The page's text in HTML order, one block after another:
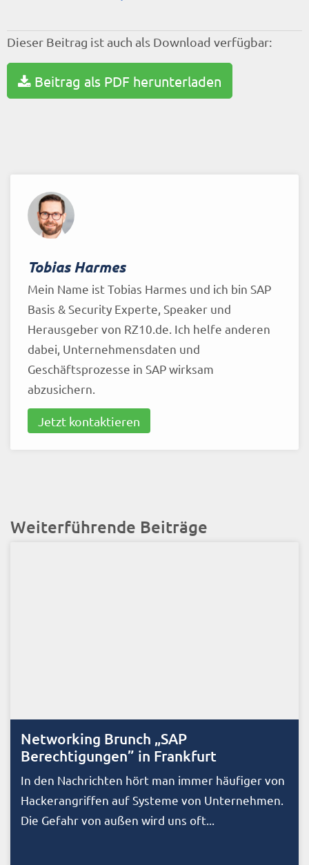
Dieser Beitrag ist auch als Download verfügbar:
Beitrag als PDF herunterladen
Tobias Harmes
Mein Name ist Tobias Harmes und ich bin SAP
Basis & Security Experte, Speaker und
Herausgeber von RZ10.de. Ich helfe anderen
dabei, Unternehmensdaten und
Geschäftsprozesse in SAP wirksam
abzusichern.
Jetzt kontaktieren
Weiterführende Beiträge
Networking Brunch „SAP
Berechtigungen” in Frankfurt
In den Nachrichten hört man immer häufiger von
Hackerangriffen auf Systeme von Unternehmen.
Die Gefahr von außen wird uns oft...